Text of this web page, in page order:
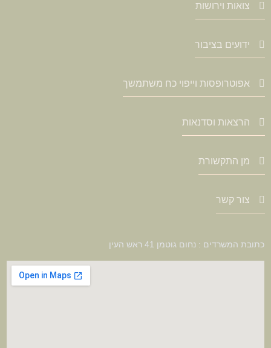
צואות וירושות
ידועים בציבור
אפוטרופסות וייפוי כח משתמשך
הרצאות וסדנאות
מן התקשורת
צור קשר
כתובת המשרדים : נחום גוטמן 41 ראש העין